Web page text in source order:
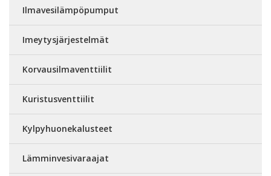
Ilmavesilämpöpumput
Imeytysjärjestelmät
Korvausilmaventtiilit
Kuristusventtiilit
Kylpyhuonekalusteet
Lämminvesivaraajat